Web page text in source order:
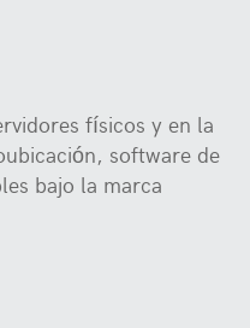
físicos y en la
, software de
bajo la marca